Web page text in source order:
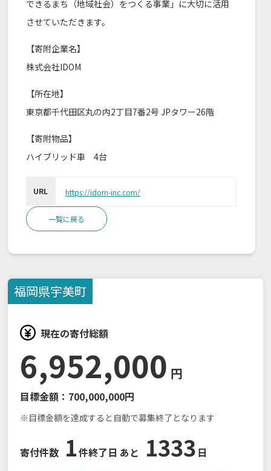
できるまち（地域社会）をつくる事業」に大切に活用
させていただきます。
【寄附企業名】
株式会社IDOM
【所在地】
東京都千代田区丸の内2丁目7番2号 JPタワー26階
【寄附物品】
ハイブリッド車 4台
URL https://idom-inc.com/
一覧に戻る
福岡県宇美町
現在の寄付総額
6,952,000 円
目標金額： 700,000,000円
※目標金額を達成すると自動で募集終了となります
寄付件数 1件終了日 あと 1333 日